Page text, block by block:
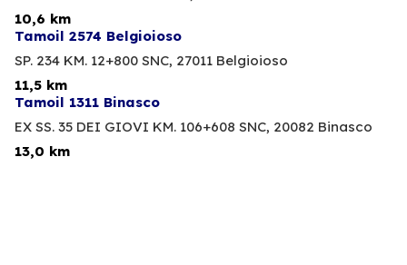
10,6 km
Tamoil 2574 Belgioioso
SP. 234 KM. 12+800 SNC, 27011 Belgioioso
11,5 km
Tamoil 1311 Binasco
EX SS. 35 DEI GIOVI KM. 106+608 SNC, 20082 Binasco
13,0 km